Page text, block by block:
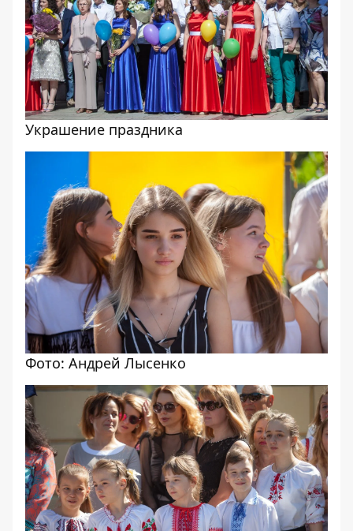
Украшение праздника
Фото: Андрей Лысенко